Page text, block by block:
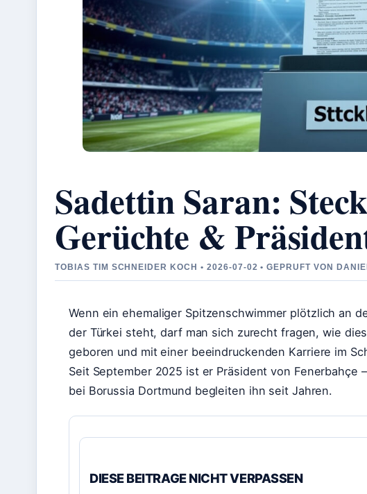
Sadettin Saran:
Gerüchte &
TOBIAS TIM SCHNEIDER KOCH • 2026-07-02 • GEPRUFT VON
Wenn ein ehemaliger Spitzenschwimmer plötzlich an
der Türkei steht, darf man sich zurecht fragen, wie
geboren und mit einer beeindruckenden Karriere im
Seit September 2025 ist er Präsident von Fenerbahçe
bei Borussia Dortmund begleiten ihn seit Jahren.
DIESE BEITRAGE NICHT VERPASSEN